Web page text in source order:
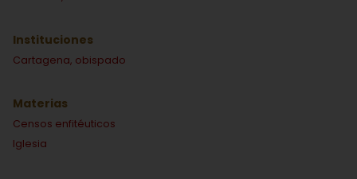
Instituciones
Cartagena, obispado
Materias
Censos enfitéuticos
Iglesia